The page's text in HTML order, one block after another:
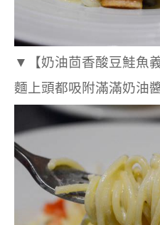
▼
【奶油茴香酸豆鮭魚
麵上頭都吸附滿滿奶油